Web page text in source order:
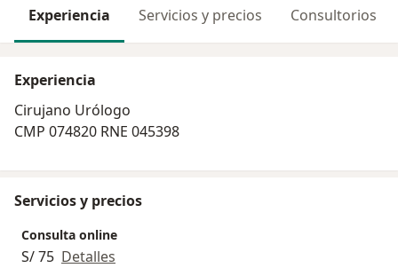
Experiencia Servicios y precios Consultorios
Experiencia
Cirujano Urólogo
CMP 074820 RNE 045398
Servicios y precios
Consulta online
S/ 75 Detalles